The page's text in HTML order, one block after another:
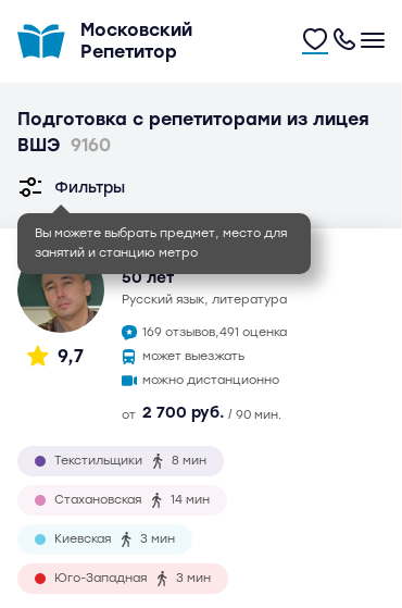
Московский
Репетитор
Подготовка с репетиторами из лицея
ВШЭ 9160
Вы можете выбрать предмет, место для
занятий и станцию метро
Фильтры
9,7
Иван Игоревич
50 лет
русский язык, литература
169 отзывов,491 оценка
может выезжать
можно дистанционно
от 2 700 руб. / 90 мин.
Текстильщики 8 мин
Стахановская 14 мин
Киевская 3 мин
Юго-Западная 3 мин